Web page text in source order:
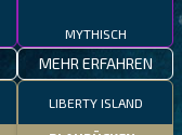
MYTHISCH
MEHR ERFAHREN
LIBERTY ISLAND